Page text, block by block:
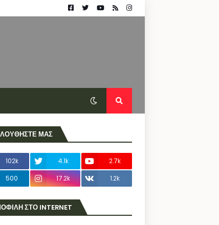
ΜΑΣ
102k 4.1k
2.7k
500
17.2k 1.2k
ΣΤΟ INTERNET